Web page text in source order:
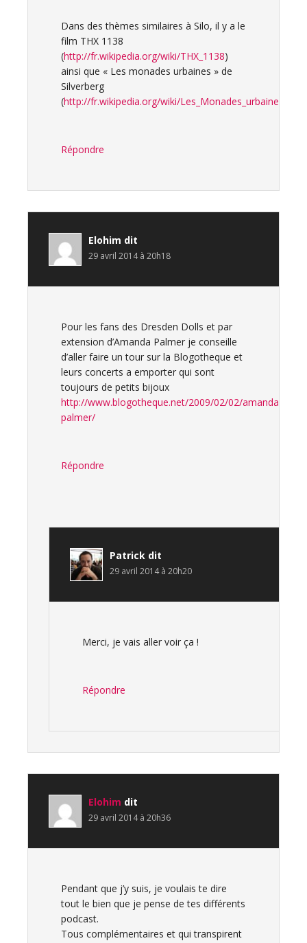
Dans des thèmes similaires à Silo, il y a le
film THX 1138
(http://fr.wikipedia.org/wiki/THX_1138)
ainsi que « Les monades urbaines » de
Silverberg
(http://fr.wikipedia.org/wiki/Les_Monades_urbaines
Répondre
Elohim dit
29 avril 2014 à 20h18
Pour les fans des Dresden Dolls et par
extension d’Amanda Palmer je conseille
d’aller faire un tour sur la Blogotheque et
leurs concerts a emporter qui sont
toujours de petits bijoux
http://www.blogotheque.net/2009/02/02/amanda-
palmer/
Répondre
Patrick dit
29 avril 2014 à 20h20
Merci, je vais aller voir ça !
Répondre
Elohim dit
29 avril 2014 à 20h36
Pendant que j’y suis, je voulais te dire
tout le bien que je pense de tes différents
podcast.
Tous complémentaires et qui transpirent